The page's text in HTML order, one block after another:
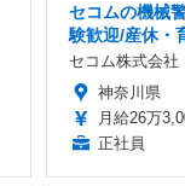
セコムの機械
験歓迎/産休・
セコム株式会社
神奈川県
月給26万
正社員